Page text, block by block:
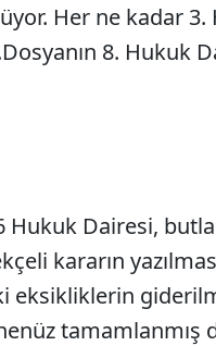
Her ne kadar
8. Hukuk
Dairesi,
kararın
eksikliklerin
tamamlanmış